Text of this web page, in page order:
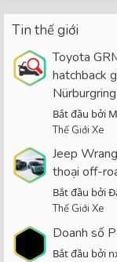
Tin thế giới
Toyota
hatchback
Nürburgring
Bắt đầu bởi
Thế Giới Xe
Jeep
thoại off-
Bắt đầu bởi
Thế Giới Xe
Doanh số
Bắt đầu bởi